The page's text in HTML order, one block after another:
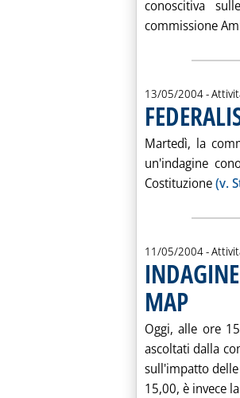
conoscitiva
commissione
13/05/2004-
Martedì, la
un'indagine
Costituzione(v.
11/05/2004-
MAP. Pubblicata
Oggi, alle ore
ascoltati dalla
sull'impatto
15,00, è invece